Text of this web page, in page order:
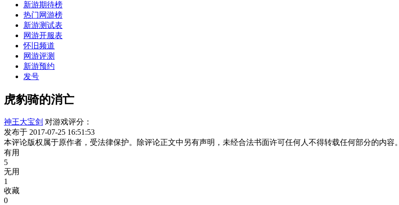
新游期待榜
热门网游榜
新游测试表
网游开服表
怀旧频道
网游评测
新游预约
发号
虎豹骑的消亡
神王大宝剑 对游戏评分：
发布于 2017-07-25 16:51:53
本评论版权属于原作者，受法律保护。除评论正文中另有声明，未经合法书面许可任何人不得转载任何部分的内容。
有用
5
无用
1
收藏
0